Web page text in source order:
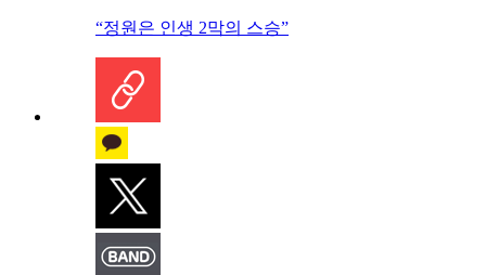
“정원은 인생 2막의 스승”